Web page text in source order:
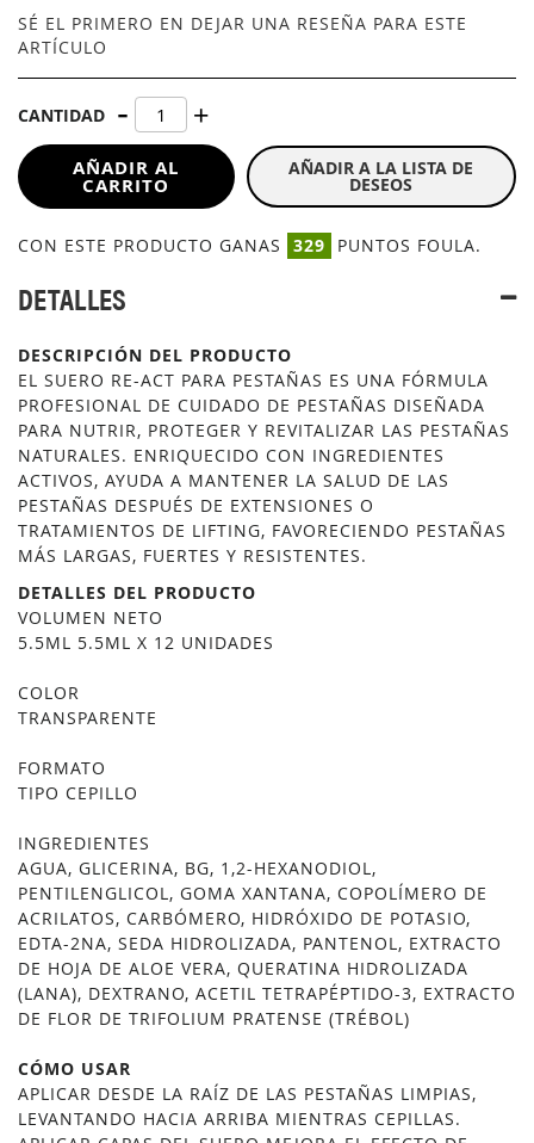
SÉ EL PRIMERO EN DEJAR UNA RESEÑA PARA ESTE
ARTÍCULO
CANTIDAD
AÑADIR AL
CARRITO
AÑADIR A LA LISTA DE
DESEOS
CON ESTE PRODUCTO GANAS 329 PUNTOS FOULA.
DETALLES
DESCRIPCIÓN DEL PRODUCTO
EL SUERO RE-ACT PARA PESTAÑAS ES UNA FÓRMULA
PROFESIONAL DE CUIDADO DE PESTAÑAS DISEÑADA
PARA NUTRIR, PROTEGER Y REVITALIZAR LAS PESTAÑAS
NATURALES. ENRIQUECIDO CON INGREDIENTES
ACTIVOS, AYUDA A MANTENER LA SALUD DE LAS
PESTAÑAS DESPUÉS DE EXTENSIONES O
TRATAMIENTOS DE LIFTING, FAVORECIENDO PESTAÑAS
MÁS LARGAS, FUERTES Y RESISTENTES.
DETALLES DEL PRODUCTO
VOLUMEN NETO
5.5ML 5.5ML X 12 UNIDADES
COLOR
TRANSPARENTE
FORMATO
TIPO CEPILLO
INGREDIENTES
AGUA, GLICERINA, BG, 1,2-HEXANODIOL,
PENTILENGLICOL, GOMA XANTANA, COPOLÍMERO DE
ACRILATOS, CARBÓMERO, HIDRÓXIDO DE POTASIO,
EDTA-2NA, SEDA HIDROLIZADA, PANTENOL, EXTRACTO
DE HOJA DE ALOE VERA, QUERATINA HIDROLIZADA
(LANA), DEXTRANO, ACETIL TETRAPÉPTIDO-3, EXTRACTO
DE FLOR DE TRIFOLIUM PRATENSE (TRÉBOL)
CÓMO USAR
APLICAR DESDE LA RAÍZ DE LAS PESTAÑAS LIMPIAS,
LEVANTANDO HACIA ARRIBA MIENTRAS CEPILLAS.